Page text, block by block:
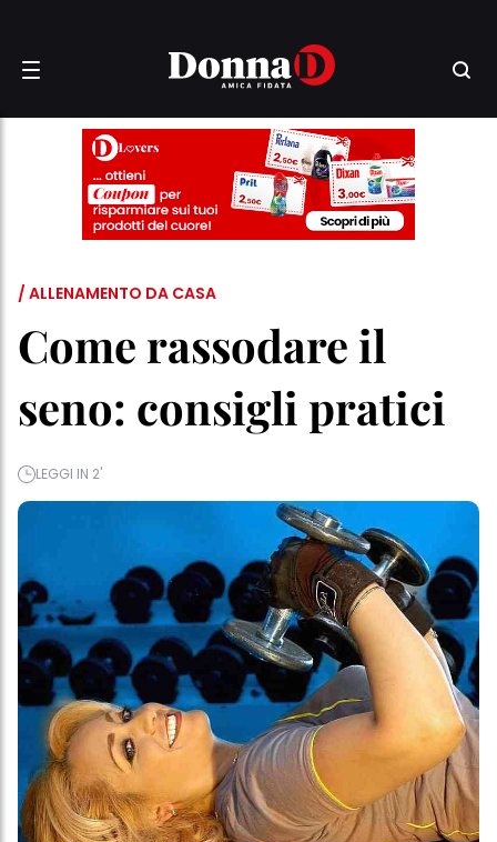
/ ALLENAMENTO DA CASA
Come rassodare il
seno: consigli pratici
LEGGI IN 2'